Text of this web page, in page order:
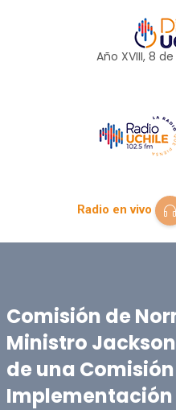
Año XVIII, 8 de
Radio en vivo
Comisión de
Ministro
de una
Implementación